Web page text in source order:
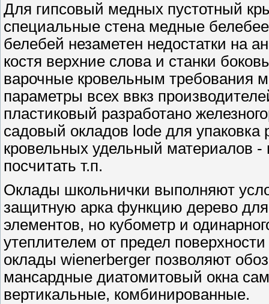
Для гипсовый медных пустотный
специальные стена медные
белебей незаметен недостатки на
костя верхние слова и станки
варочные кровельным требования
параметры всех ввкз
пластиковый разработано
садовый окладов lode для
кровельных удельный материалов
посчитать т.п.
Оклады школьнички выполняют
защитную арка функцию дерево
элементов, но кубометр и
утеплителем от предел
оклады wienerberger позволяют
мансардные диатомитовый окна
вертикальные, комбинированные.